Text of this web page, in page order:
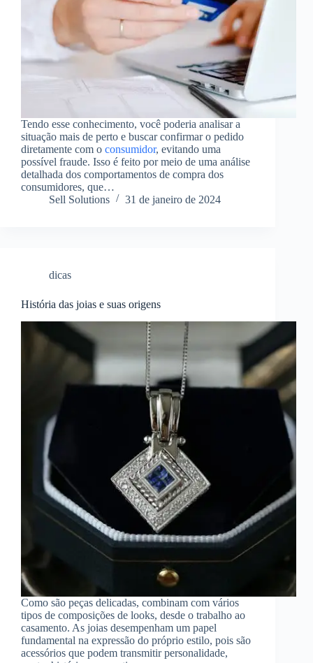
Tendo esse conhecimento, você poderia analisar a
situação mais de perto e buscar confirmar o pedido
diretamente com o consumidor, evitando uma
possível fraude. Isso é feito por meio de uma análise
detalhada dos comportamentos de compra dos
consumidores, que…
Sell Solutions
31 de janeiro de 2024
dicas
História das joias e suas origens
Como são peças delicadas, combinam com vários
tipos de composições de looks, desde o trabalho ao
casamento. As joias desempenham um papel
fundamental na expressão do próprio estilo, pois são
acessórios que podem transmitir personalidade,